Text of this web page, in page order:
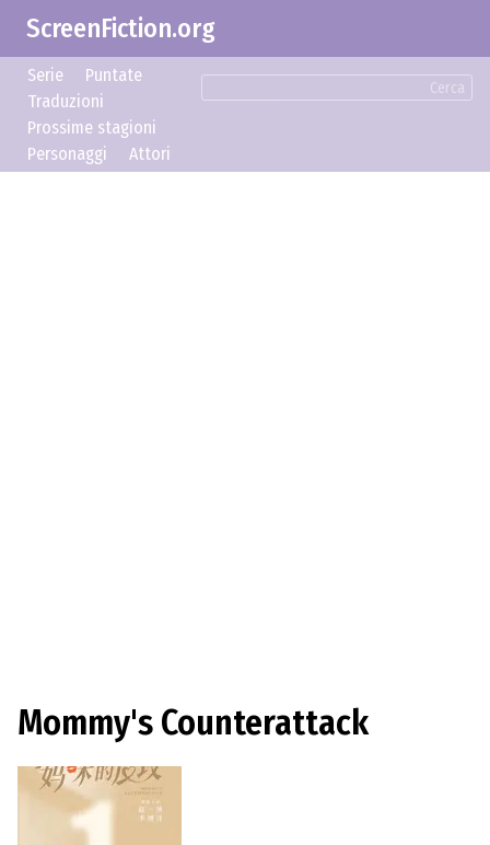
ScreenFiction.org
Cerca
Serie
Puntate
Traduzioni
Prossime stagioni
Personaggi
Attori
Mommy's Counterattack